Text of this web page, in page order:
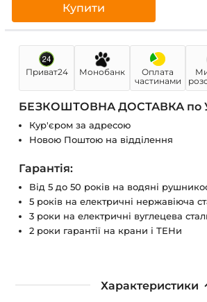
Купити
Приват24 Монобанк
Оплата
частинами
БЕЗКОШТОВНА ДОСТАВКА по
Кур'єром за адресою
Новою Поштою на відділення
Гарантія:
Від 5 до 50 років на водяні
5 років на електричні нержавіюча
3 роки на електричні вуглецева
2 роки гарантії на крани і ТЕНи
Характеристики